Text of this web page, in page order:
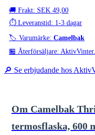
🚚 Frakt: SEK 49,00
⏱️ Leveranstid: 1-3 dagar
🏷️ Varumärke: Camelbak
🏪 Återförsäljare:
🔎 Se erbjudande hos
Om Camelbak
termosflaska, 600